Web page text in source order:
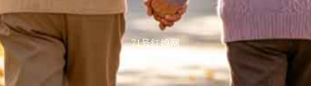
71号红娘网